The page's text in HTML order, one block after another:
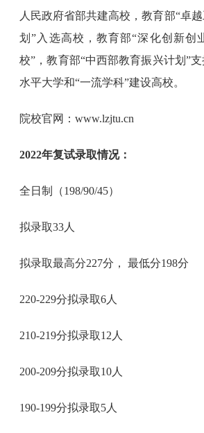
人民政府省部共建高校，教育部“卓
划”入选高校，教育部“深化创新创
校”，教育部“中西部教育振兴计划”
水平大学和“一流学科”建设高校。
院校官网：www.lzjtu.cn
2022年复试录取情况：
全日制（198/90/45）
拟录取33人
拟录取最高分227分， 最低分198分
220-229分拟录取6人
210-219分拟录取12人
200-209分拟录取10人
190-199分拟录取5人